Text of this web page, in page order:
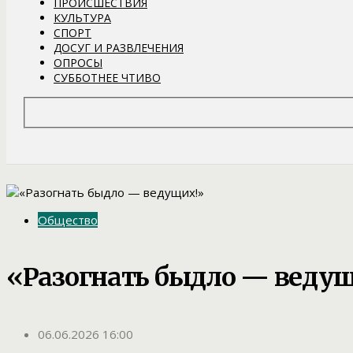
КУЛЬТУРА
СПОРТ
ДОСУГ И РАЗВЛЕЧЕНИЯ
ОПРОСЫ
СУББОТНЕЕ ЧТИВО
Общество
«Разогнать быдло —
06.06.2026 16:00